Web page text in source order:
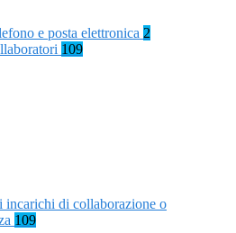
e posta elettronica 2
109
incarichi di collaborazione o
109